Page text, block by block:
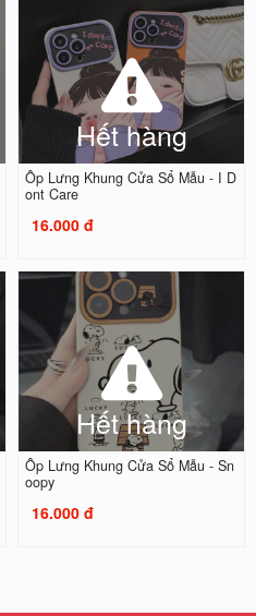
Hết hàng
Ốp Lưng Khung Cửa Sổ Mẫu - I D
ont Care
16.000 đ
Hết hàng
Ốp Lưng Khung Cửa Sổ Mẫu - Sn
oopy
16.000 đ